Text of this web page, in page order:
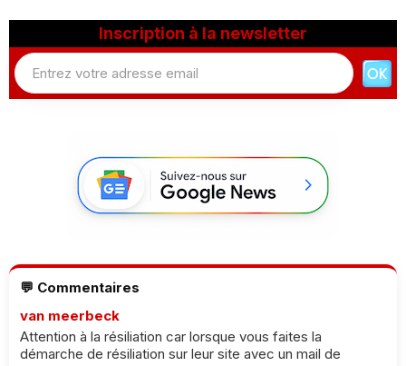
Inscription à la newsletter
💬 Commentaires
van meerbeck
Attention à la résiliation car lorsque vous faites la
démarche de résiliation sur leur site avec un mail de